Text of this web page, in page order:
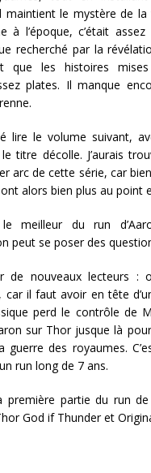
maintient le mystère de
à l’époque, c’était
recherché par la
que les histoires
plates. Il manque
lire le volume suivant,
titre décolle. J’aurais
arc de cette série, car
alors bien plus au point
meilleur du run
peut se poser des
de nouveaux lecteurs :
car il faut avoir en tête
perd le contrôle de
sur Thor jusque là
guerre des royaumes.
run long de 7 ans.
première partie du run de
God if Thunder et